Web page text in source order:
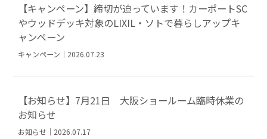
【キャンペーン】締切が迫っています！カーポートSC
やウッドデッキ対象のLIXIL・ソトで暮らしアップキ
ャンペーン
キャンペーン｜2026.07.23
【お知らせ】7月21日 大阪ショールーム臨時休業の
お知らせ
お知らせ｜2026.07.17